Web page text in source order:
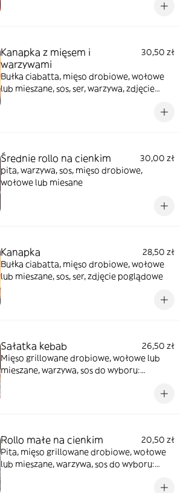
Kanapka z mięsem i
warzywami
30,50 zł
Bułka ciabatta, mięso drobiowe, wołowe
lub mieszane, sos, ser, warzywa, zdjęcie
Średnie rollo na cienkim
30,00 zł
pita, warzywa, sos, mięso drobiowe,
wołowe lub miesane
Kanapka
28,50 zł
Bułka ciabatta, mięso drobiowe, wołowe
lub mieszane, sos, ser, zdjęcie poglądowe
Sałatka kebab
26,50 zł
Mięso grillowane drobiowe, wołowe lub
mieszane, warzywa, sos do wyboru:
Rollo małe na cienkim
20,50 zł
Pita, mięso grillowane drobiowe, wołowe
lub mieszane, warzywa, sos do wyboru: